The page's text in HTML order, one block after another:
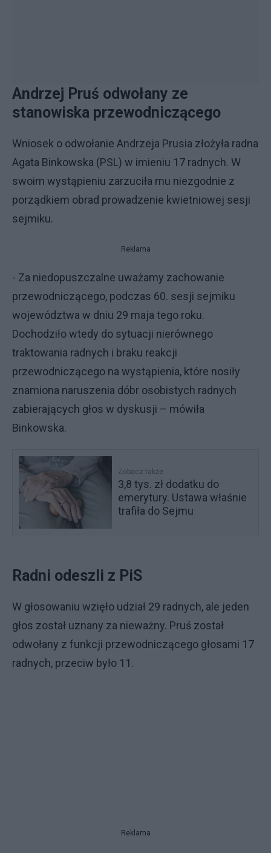
Andrzej Pruś odwołany ze
stanowiska przewodniczącego
Wniosek o odwołanie Andrzeja Prusia złożyła radna
Agata Binkowska (PSL) w imieniu 17 radnych. W
swoim wystąpieniu zarzuciła mu niezgodnie z
porządkiem obrad prowadzenie kwietniowej sesji
sejmiku.
Reklama
- Za niedopuszczalne uważamy zachowanie
przewodniczącego, podczas 60. sesji sejmiku
województwa w dniu 29 maja tego roku.
Dochodziło wtedy do sytuacji nierównego
traktowania radnych i braku reakcji
przewodniczącego na wystąpienia, które nosiły
znamiona naruszenia dóbr osobistych radnych
zabierających głos w dyskusji – mówiła
Binkowska.
Zobacz także
3,8 tys. zł dodatku do
emerytury. Ustawa właśnie
trafiła do Sejmu
Radni odeszli z PiS
W głosowaniu wzięło udział 29 radnych, ale jeden
głos został uznany za nieważny. Pruś został
odwołany z funkcji przewodniczącego głosami 17
radnych, przeciw było 11.
Reklama